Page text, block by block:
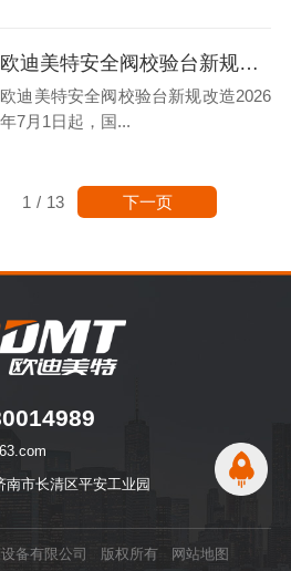
欧迪美特安全阀校验台新规改造
欧迪美特安全阀校验台新规改造2026
年7月1日起，国...
1 / 13 下一页
南市长清区平安工业园
设备有限公司 版权所有 网站地图